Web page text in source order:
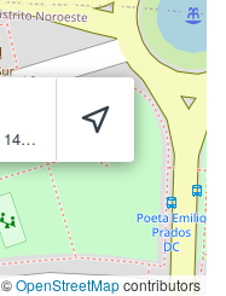
14011
©OpenStreetMapcontributors